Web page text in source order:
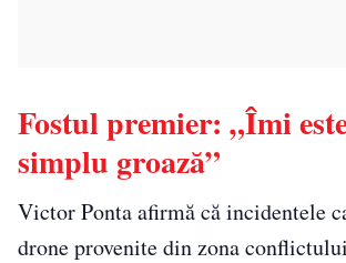
Fostul premier: „Îmi
simplu groază”
Victor Ponta afirmă că incidentele
drone provenite din zona